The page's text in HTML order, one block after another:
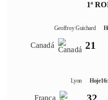
1ª
Geoffroy Guichard
Canadá 21
Lyon Hoje
França